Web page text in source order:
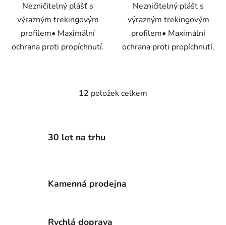
Nezničitelný plášť s
výrazným trekingovým
profilem• Maximální
ochrana proti propíchnutí.
Nezničitelný plášť s
výrazným trekingovým
profilem• Maximální
ochrana proti propíchnutí.
O
p
12 položek celkem
30 let na trhu
Kamenná prodejna
Rychlá doprava